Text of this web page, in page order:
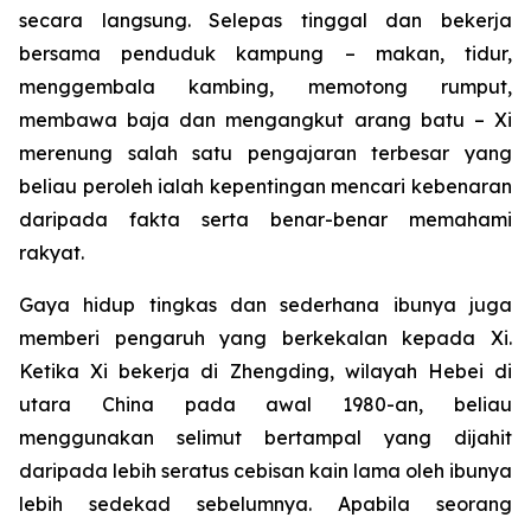
secara langsung. Selepas tinggal dan bekerja
bersama penduduk kampung – makan, tidur,
menggembala kambing, memotong rumput,
membawa baja dan mengangkut arang batu – Xi
merenung salah satu pengajaran terbesar yang
beliau peroleh ialah kepentingan mencari kebenaran
daripada fakta serta benar-benar memahami
rakyat.
Gaya hidup tingkas dan sederhana ibunya juga
memberi pengaruh yang berkekalan kepada Xi.
Ketika Xi bekerja di Zhengding, wilayah Hebei di
utara China pada awal 1980-an, beliau
menggunakan selimut bertampal yang dijahit
daripada lebih seratus cebisan kain lama oleh ibunya
lebih sedekad sebelumnya. Apabila seorang